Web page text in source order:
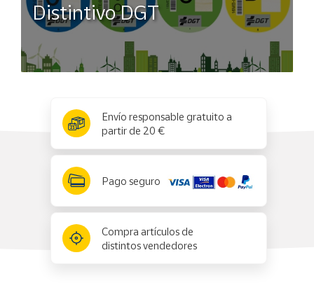
Distintivo DGT
Envío responsable gratuito a
partir de 20 €
Pago seguro
Compra artículos de
distintos vendedores